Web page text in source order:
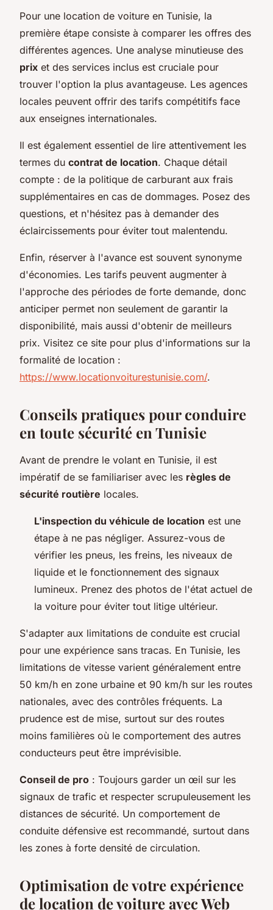
Pour une location de voiture en Tunisie, la
première étape consiste à comparer les offres des
différentes agences. Une analyse minutieuse des
prix et des services inclus est cruciale pour
trouver l'option la plus avantageuse. Les agences
locales peuvent offrir des tarifs compétitifs face
aux enseignes internationales.
Il est également essentiel de lire attentivement les
termes du contrat de location. Chaque détail
compte : de la politique de carburant aux frais
supplémentaires en cas de dommages. Posez des
questions, et n'hésitez pas à demander des
éclaircissements pour éviter tout malentendu.
Enfin, réserver à l'avance est souvent synonyme
d'économies. Les tarifs peuvent augmenter à
l'approche des périodes de forte demande, donc
anticiper permet non seulement de garantir la
disponibilité, mais aussi d'obtenir de meilleurs
prix. Visitez ce site pour plus d'informations sur la
formalité de location :
https://www.locationvoiturestunisie.com/.
Conseils pratiques pour conduire
en toute sécurité en Tunisie
Avant de prendre le volant en Tunisie, il est
impératif de se familiariser avec les règles de
sécurité routière locales.
L'inspection du véhicule de location est une
étape à ne pas négliger. Assurez-vous de
vérifier les pneus, les freins, les niveaux de
liquide et le fonctionnement des signaux
lumineux. Prenez des photos de l'état actuel de
la voiture pour éviter tout litige ultérieur.
S'adapter aux limitations de conduite est crucial
pour une expérience sans tracas. En Tunisie, les
limitations de vitesse varient généralement entre
50 km/h en zone urbaine et 90 km/h sur les routes
nationales, avec des contrôles fréquents. La
prudence est de mise, surtout sur des routes
moins familières où le comportement des autres
conducteurs peut être imprévisible.
Conseil de pro : Toujours garder un œil sur les
signaux de trafic et respecter scrupuleusement les
distances de sécurité. Un comportement de
conduite défensive est recommandé, surtout dans
les zones à forte densité de circulation.
Optimisation de votre expérience
de location de voiture avec Web